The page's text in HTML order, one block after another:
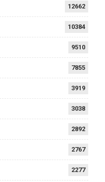
12662
10384
9510
7855
3919
3038
2892
2767
2277